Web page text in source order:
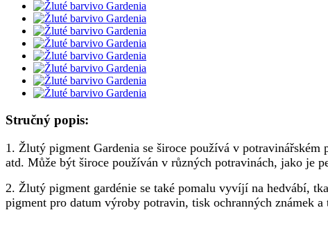
Stručný popis:
1. Žlutý pigment Gardenia se široce používá v
atd. Může být široce používán v různých potravinách, jako je
2. Žlutý pigment gardénie se také pomalu vyvíjí na hedvábí,
pigment pro datum výroby potravin, tisk ochranných známek